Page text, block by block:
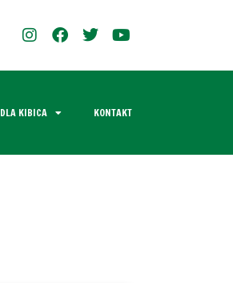
DLA KIBICA KONTAKT